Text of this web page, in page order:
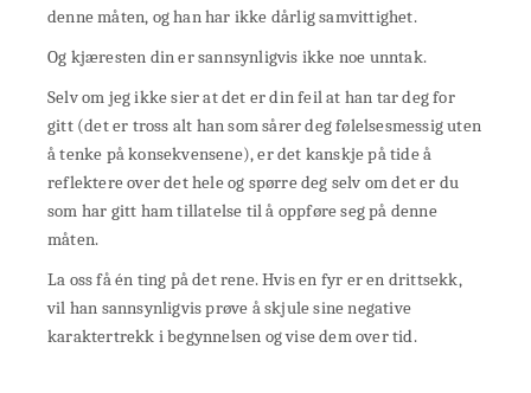
denne måten, og han har ikke dårlig samvittighet.
Og kjæresten din er sannsynligvis ikke noe unntak.
Selv om jeg ikke sier at det er din feil at han tar deg for
gitt (det er tross alt han som sårer deg følelsesmessig uten
å tenke på konsekvensene), er det kanskje på tide å
reflektere over det hele og spørre deg selv om det er du
som har gitt ham tillatelse til å oppføre seg på denne
måten.
La oss få én ting på det rene. Hvis en fyr er en drittsekk,
vil han sannsynligvis prøve å skjule sine negative
karaktertrekk i begynnelsen og vise dem over tid.